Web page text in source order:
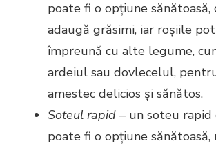
poate fi o opțiune sănătoasă,
adaugă grăsimi, iar roșiile
împreună cu alte legume,
ardeiul sau dovlecelul,
amestec delicios și sănătos.
Soteul rapid – un soteu rapid
poate fi o opțiune sănătoasă,